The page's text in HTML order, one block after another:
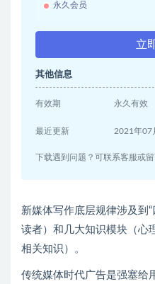
永久会员
立
其他信息
有效期 永久有效
最近更新 2021年07
下载遇到问题？可联系客服或
新媒体写作底层规律涉及到“
读者）和几大知识模块（心
相关知识）。
传统媒体时代广告是强塞给